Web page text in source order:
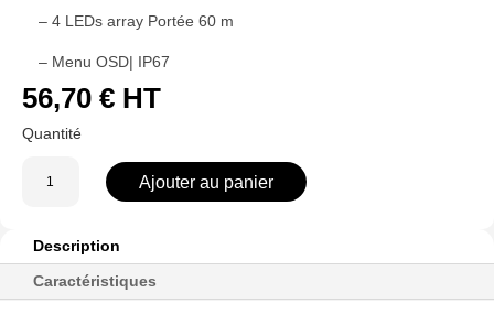
– 4 LEDs array Portée 60 m
– Menu OSD| IP67
56,70 € HT
B828Z-
2E4N1
Ajouter au panier
Description
Caractéristiques